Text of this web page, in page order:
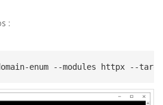
:
enum --modules httpx --